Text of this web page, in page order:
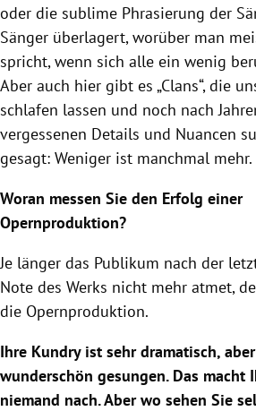
oder die sublime Phrasierung der
Sänger überlagert, worüber man
spricht, wenn sich alle ein wenig
Aber auch hier gibt es „Clans“, die
schlafen lassen und noch nach
vergessenen Details und Nuancen
gesagt: Weniger ist manchmal mehr.
Woran messen Sie den Erfolg einer
Opernproduktion?
Je länger das Publikum nach der
Note des Werks nicht mehr atmet,
die Opernproduktion.
Ihre Kundry ist sehr dramatisch,
wunderschön gesungen. Das macht
niemand nach. Aber wo sehen Sie